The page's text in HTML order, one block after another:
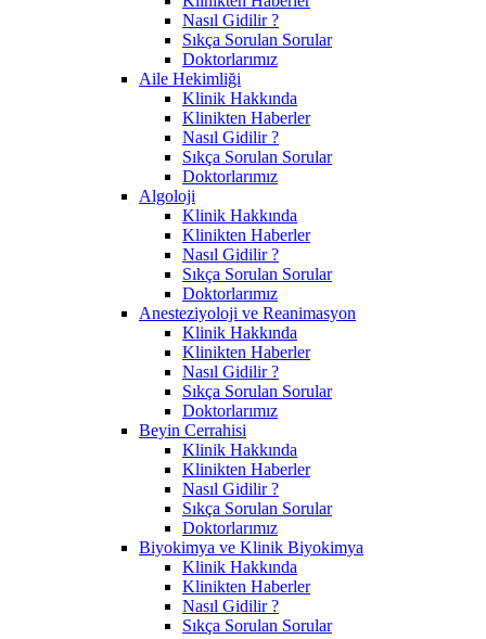
Nasıl Gidilir ?
Sıkça Sorulan Sorular
Doktorlarımız
Aile Hekimliği
Klinik Hakkında
Klinikten Haberler
Nasıl Gidilir ?
Sıkça Sorulan Sorular
Doktorlarımız
Algoloji
Klinik Hakkında
Klinikten Haberler
Nasıl Gidilir ?
Sıkça Sorulan Sorular
Doktorlarımız
Anesteziyoloji ve Reanimasyon
Klinik Hakkında
Klinikten Haberler
Nasıl Gidilir ?
Sıkça Sorulan Sorular
Doktorlarımız
Beyin Cerrahisi
Klinik Hakkında
Klinikten Haberler
Nasıl Gidilir ?
Sıkça Sorulan Sorular
Doktorlarımız
Biyokimya ve Klinik Biyokimya
Klinik Hakkında
Klinikten Haberler
Nasıl Gidilir ?
Sıkça Sorulan Sorular